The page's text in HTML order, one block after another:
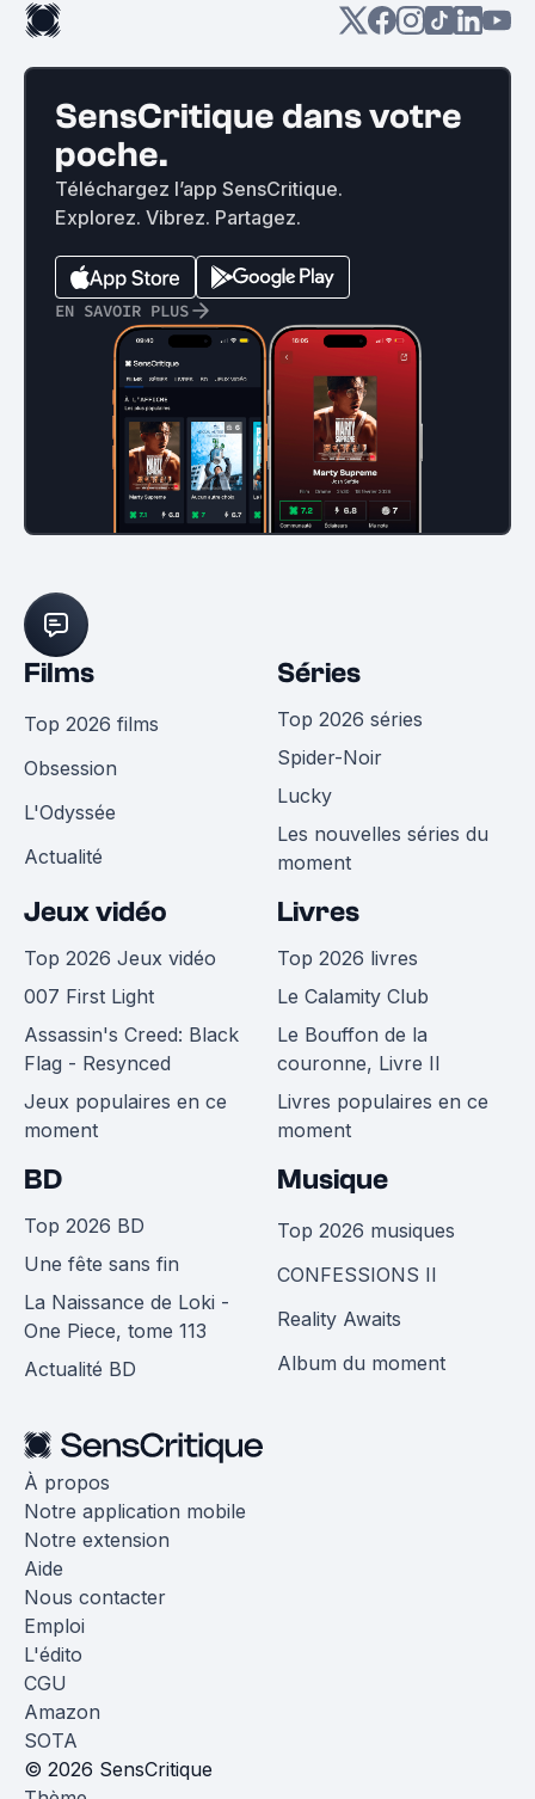
SensCritique dans votre
poche.
Téléchargez l’app SensCritique.
Explorez. Vibrez. Partagez.
EN SAVOIR PLUS
Films
Top 2026 films
Obsession
L'Odyssée
Actualité
Séries
Top 2026 séries
Spider-Noir
Lucky
Les nouvelles séries du
moment
Jeux vidéo
Top 2026 Jeux vidéo
007 First Light
Assassin's Creed: Black
Flag - Resynced
Jeux populaires en ce
moment
Livres
Top 2026 livres
Le Calamity Club
Le Bouffon de la
couronne, Livre II
Livres populaires en ce
moment
BD
Top 2026 BD
Une fête sans fin
La Naissance de Loki -
One Piece, tome 113
Actualité BD
Musique
Top 2026 musiques
CONFESSIONS II
Reality Awaits
Album du moment
À propos
Notre application mobile
Notre extension
Aide
Nous contacter
Emploi
L'édito
CGU
Amazon
SOTA
© 2026 SensCritique